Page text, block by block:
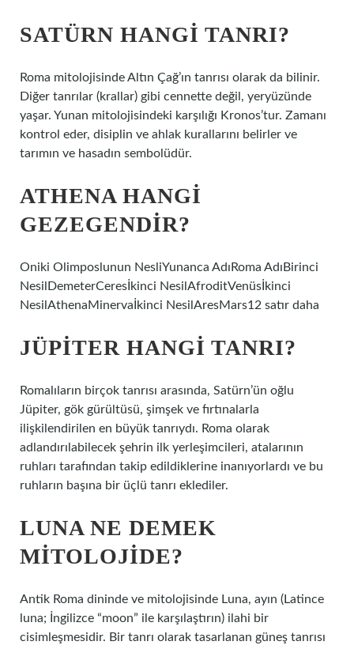
SATÜRN HANGI TANRI?
Roma mitolojisinde Altın Çağ’ın tanrısı olarak da bilinir.
Diğer tanrılar (krallar) gibi cennette değil, yeryüzünde
yaşar. Yunan mitolojisindeki karşılığı Kronos’tur. Zamanı
kontrol eder, disiplin ve ahlak kurallarını belirler ve
tarımın ve hasadın sembolüdür.
ATHENA HANGI
GEZEGENDIR?
Oniki Olimposlunun NesliYunanca AdıRoma AdıBirinci
NesilDemeterCeresİkinci NesilAfroditVenüsİkinci
NesilAthenaMinervaİkinci NesilAresMars12 satır daha
JÜPITER HANGI TANRI?
Romalıların birçok tanrısı arasında, Satürn’ün oğlu
Jüpiter, gök gürültüsü, şimşek ve fırtınalarla
ilişkilendirilen en büyük tanrıydı. Roma olarak
adlandırılabilecek şehrin ilk yerleşimcileri, atalarının
ruhları tarafından takip edildiklerine inanıyorlardı ve bu
ruhların başına bir üçlü tanrı eklediler.
LUNA NE DEMEK
MITOLOJIDE?
Antik Roma dininde ve mitolojisinde Luna, ayın (Latince
luna; İngilizce “moon” ile karşılaştırın) ilahi bir
cisimleşmesidir. Bir tanrı olarak tasarlanan güneş tanrısı